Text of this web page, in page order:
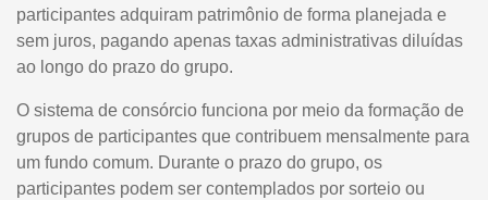
participantes adquiram patrimônio de forma planejada e
sem juros, pagando apenas taxas administrativas diluídas
ao longo do prazo do grupo.
O sistema de consórcio funciona por meio da formação de
grupos de participantes que contribuem mensalmente para
um fundo comum. Durante o prazo do grupo, os
participantes podem ser contemplados por sorteio ou